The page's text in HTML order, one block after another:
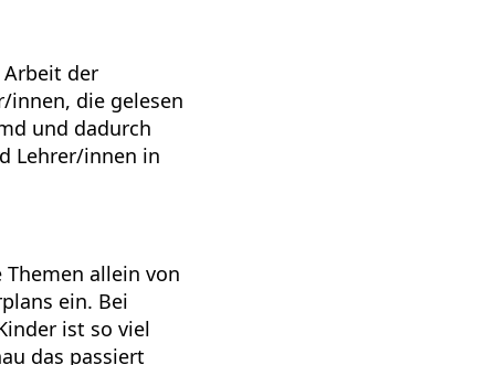
Arbeit der
innen, die gelesen
und dadurch
Lehrer/innen in
allein von
ein. Bei
ist so viel
das passiert